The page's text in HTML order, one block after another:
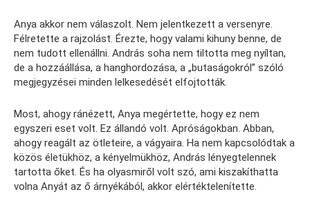
Anya akkor nem válaszolt. Nem jelentkezett a versenyre.
Félretette a rajzolást. Érezte, hogy valami kihuny benne, de
nem tudott ellenállni. András soha nem tiltotta meg nyíltan,
de a hozzáállása, a hanghordozása, a „butaságokról” szóló
megjegyzései minden lelkesedését elfojtották.
Most, ahogy ránézett, Anya megértette, hogy ez nem
egyszeri eset volt. Ez állandó volt. Apróságokban. Abban,
ahogy reagált az ötleteire, a vágyaira. Ha nem kapcsolódtak a
közös életükhöz, a kényelmükhöz, András lényegtelennek
tartotta őket. És ha olyasmiről volt szó, ami kiszakíthatta
volna Anyát az ő árnyékából, akkor elértéktelenítette.